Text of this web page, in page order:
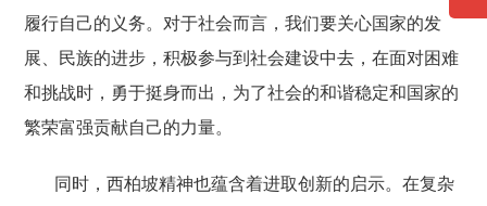
履行自己的义务。对于社会而言，我们要关心国家的发
展、民族的进步，积极参与到社会建设中去，在面对困难
和挑战时，勇于挺身而出，为了社会的和谐稳定和国家的
繁荣富强贡献自己的力量。
同时，西柏坡精神也蕴含着进取创新的启示。在复杂